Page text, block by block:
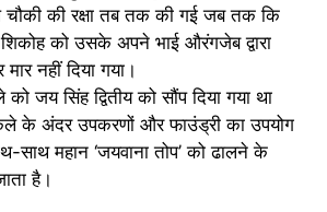
चौकी की रक्षा तब तक की गई जब तक कि
शिकोह को उसके अपने भाई औरंगजेब द्वारा
नहीं दिया गया।
जय सिंह द्वितीय को सौंप दिया गया था
के अंदर उपकरणों और फाउंड्री का उपयोग
साथ महान ‘जयवाना तोप’ को ढालने के
है।